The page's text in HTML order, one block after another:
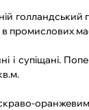
голландський
і супіщані.